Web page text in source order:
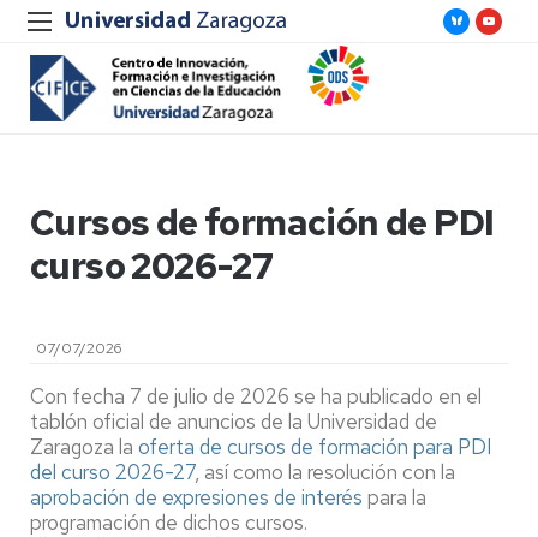
Cursos de formación de PDI
curso 2026-27
07/07/2026
Con fecha 7 de julio de 2026 se ha publicado en el
tablón oficial de anuncios de la Universidad de
Zaragoza la oferta de cursos de formación para PDI
del curso 2026-27, así como la resolución con la
aprobación de expresiones de interés para la
programación de dichos cursos.